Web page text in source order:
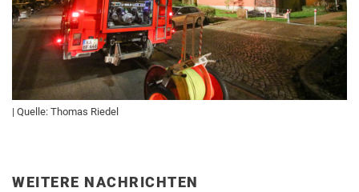
| Quelle: Thomas Riedel
WEITERE NACHRICHTEN